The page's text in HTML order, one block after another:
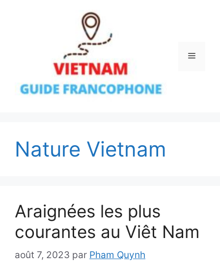
Menu
Nature Vietnam
Araignées les plus
courantes au Viêt Nam
août 7, 2023 par Pham Quynh